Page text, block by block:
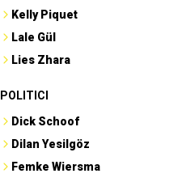
Kelly Piquet
Lale Gül
Lies Zhara
POLITICI
Dick Schoof
Dilan Yesilgöz
Femke Wiersma